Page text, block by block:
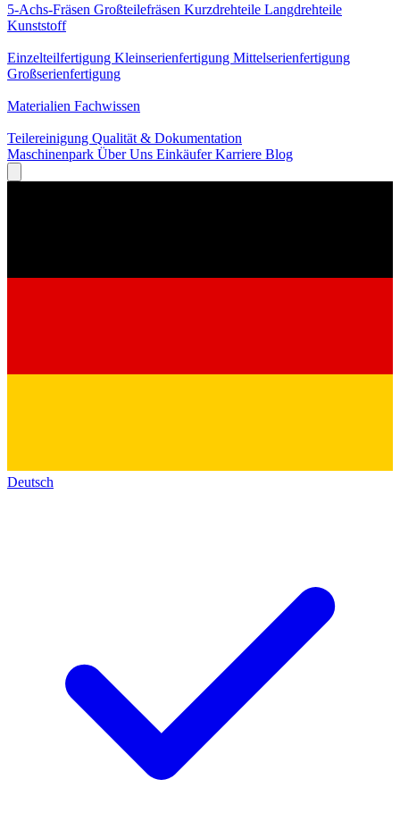
5-Achs-Fräsen Großteilefräsen Kurzdrehteile Langdrehteile
Kunststoff
Einzelteilfertigung Kleinserienfertigung Mittelserienfertigung
Großserienfertigung
Materialien Fachwissen
Teilereinigung Qualität & Dokumentation
Maschinenpark Über Uns EinkäuferKarriere Blog
Deutsch